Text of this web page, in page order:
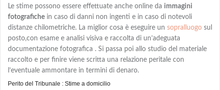
Le stime possono essere effettuate anche online da immagini
fotografiche in caso di danni non ingenti e in caso di notevoli
distanze chilometriche. La miglior cosa è eseguire un sopralluogo sul
posto,con esame e analisi visiva e raccolta di un’adeguata
documentazione fotografica . Si passa poi allo studio del materiale
raccolto e per finire viene scritta una relazione peritale con
l’eventuale ammontare in termini di denaro.
Perito del Tribunale : Stime a domicilio